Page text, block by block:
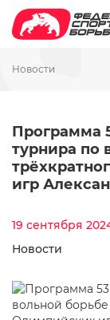
Новости
Программа
турнира по
игр
19 сентября
Новости